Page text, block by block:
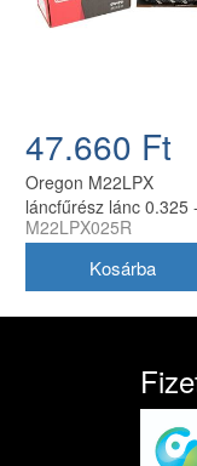
47.660 Ft
Oregon M22LPX
láncfűrész lánc 0.325 -
1.6 mm, 7.6 m tekercs
M22LPX025R